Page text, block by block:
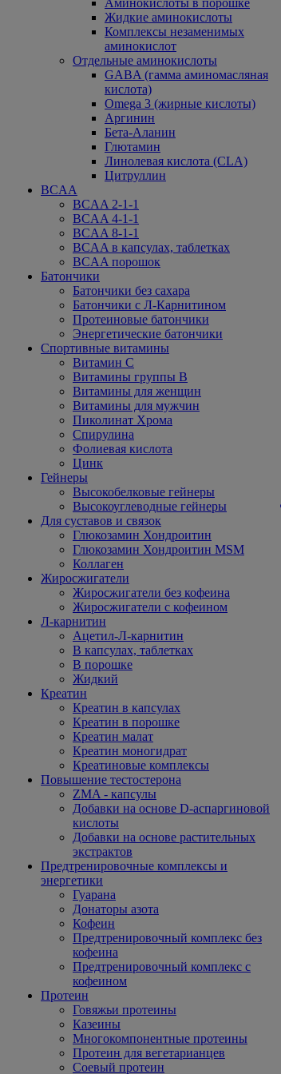
Аминокислоты в порошке
Жидкие аминокислоты
Комплексы незаменимых
аминокислот
Отдельные аминокислоты
GABA (гамма аминомасляная
кислота)
Omega 3 (жирные кислоты)
Аргинин
Бета-Аланин
Глютамин
Линолевая кислота (CLA)
Цитруллин
BCAA
BCAA 2-1-1
BCAA 4-1-1
BCAA 8-1-1
BCAA в капсулах, таблетках
BCAA порошок
Батончики
Батончики без сахара
Батончики с Л-Карнитином
Протеиновые батончики
Энергетические батончики
Спортивные витамины
Витамин С
Витамины группы В
Витамины для женщин
Витамины для мужчин
Пиколинат Хрома
Спирулина
Фолиевая кислота
Цинк
Гейнеры
Высокобелковые гейнеры
Высокоуглеводные гейнеры
Для суставов и связок
Глюкозамин Хондроитин
Глюкозамин Хондроитин MSM
Коллаген
Жиросжигатели
Жиросжигатели без кофеина
Жиросжигатели с кофеином
Л-карнитин
Ацетил-Л-карнитин
В капсулах, таблетках
В порошке
Жидкий
Креатин
Креатин в капсулах
Креатин в порошке
Креатин малат
Креатин моногидрат
Креатиновые комплексы
Повышение тестостерона
ZMA - капсулы
Добавки на основе D-аспаргиновой
кислоты
Добавки на основе растительных
экстрактов
Предтренировочные комплексы и
энергетики
Гуарана
Донаторы азота
Кофеин
Предтренировочный комплекс без
кофеина
Предтренировочный комплекс с
кофеином
Протеин
Говяжьи протеины
Казеины
Многокомпонентные протеины
Протеин для вегетарианцев
Соевый протеин